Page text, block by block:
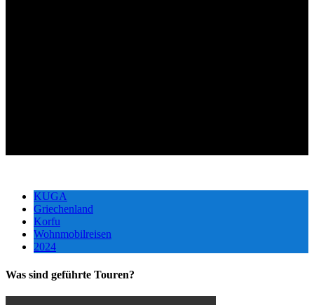
KUGA
Griechenland
Korfu
Wohnmobilreisen
2024
Was sind geführte Touren?